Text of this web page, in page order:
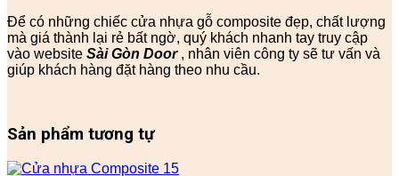
Để có những chiếc cửa nhựa gỗ composite đẹp, chất lượng
mà giá thành lại rẻ bất ngờ, quý khách nhanh tay truy cập
vào website Sài Gòn Door, nhân viên công ty sẽ tư vấn và
giúp khách hàng đặt hàng theo nhu cầu.
Sản phẩm tương tự